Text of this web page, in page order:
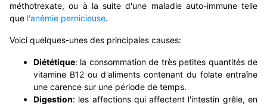
méthotrexate, ou à la suite d'une maladie auto-immune telle
que l'anémie pernicieuse.
Voici quelques-unes des principales causes:
Diététique: la consommation de très petites quantités de
vitamine B12 ou d'aliments contenant du folate entraîne
une carence sur une période de temps.
Digestion: les affections qui affectent l'intestin grêle, en